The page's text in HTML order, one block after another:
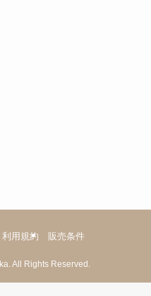
利用規約 販売条件
All Rights Reserved.